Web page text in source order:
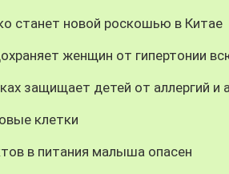
станет новой роскошью в Китае
женщин от гипертонии
защищает детей от аллергий и
клетки
в питания малыша опасен